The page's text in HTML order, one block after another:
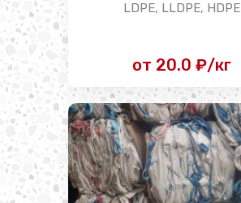
LDPE, LLDPE, HDPE
от 20.0 ₽/кг